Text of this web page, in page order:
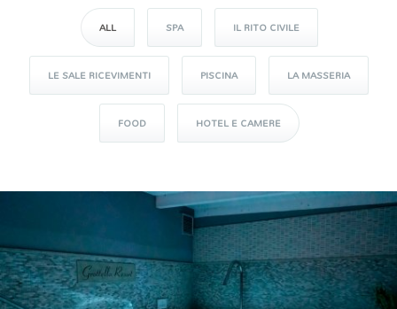
ALL SPA IL RITO CIVILE
LE SALE RICEVIMENTI PISCINA LA MASSERIA
FOOD HOTEL E CAMERE